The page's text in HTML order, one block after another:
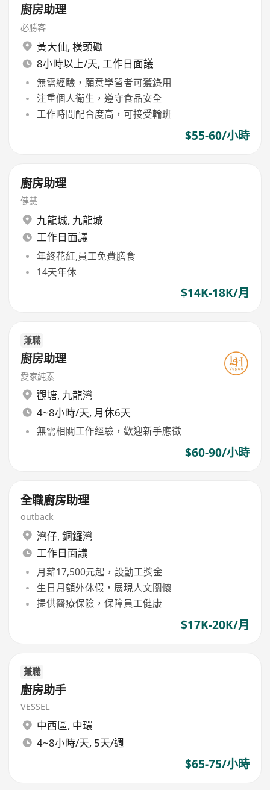
廚房助理
必勝客
黃大仙, 橫頭磡
8小時以上/天, 工作日面議
無需經驗，願意學習者可獲錄用
注重個人衛生，遵守食品安全
工作時間配合度高，可接受輪班
$55-60/小時
廚房助理
健慧
九龍城, 九龍城
工作日面議
年終花紅,員工免費膳食
14天年休
$14K-18K/月
兼職
廚房助理
愛家純素
觀塘, 九龍灣
4~8小時/天, 月休6天
無需相關工作經驗，歡迎新手應徵
$60-90/小時
全職廚房助理
outback
灣仔, 銅鑼灣
工作日面議
月薪17,500元起，設勤工獎金
生日月額外休假，展現人文關懷
提供醫療保險，保障員工健康
$17K-20K/月
兼職
廚房助手
VESSEL
中西區, 中環
4~8小時/天, 5天/週
$65-75/小時